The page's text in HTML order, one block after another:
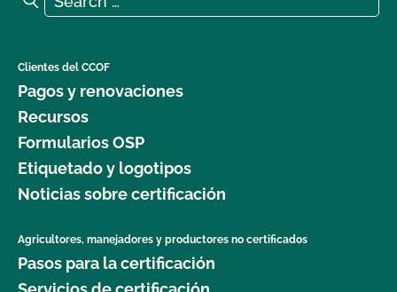
Clientes del CCOF
Pagos y renovaciones
Recursos
Formularios OSP
Etiquetado y logotipos
Noticias sobre certificación
Agricultores, manejadores y productores no certificados
Pasos para la certificación